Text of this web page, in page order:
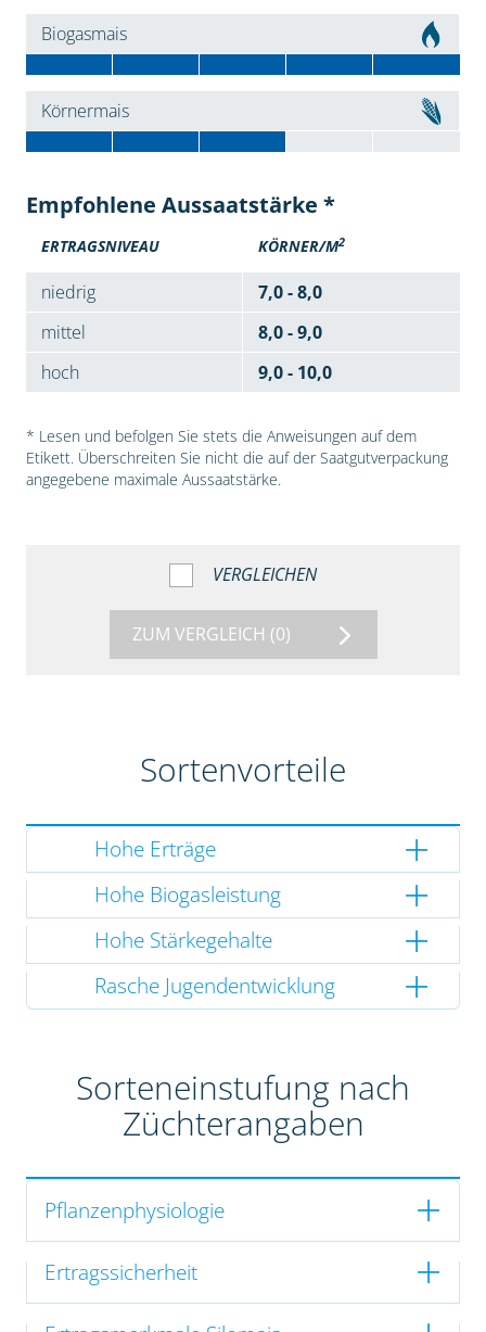
Biogasmais
Körnermais
Empfohlene Aussaatstärke *
ERTRAGSNIVEAU KÖRNER/M2
niedrig
7,0 - 8,0
mittel
8,0 - 9,0
hoch
9,0 - 10,0
* Lesen und befolgen Sie stets die Anweisungen auf dem
Etikett. Überschreiten Sie nicht die auf der Saatgutverpackung
angegebene maximale Aussaatstärke.
VERGLEICHEN
ZUM VERGLEICH (0)
Sortenvorteile
Hohe Erträge
Hohe Biogasleistung
Hohe Stärkegehalte
Rasche Jugendentwicklung
Sorteneinstufung nach
Züchterangaben
Pflanzenphysiologie
Ertragssicherheit